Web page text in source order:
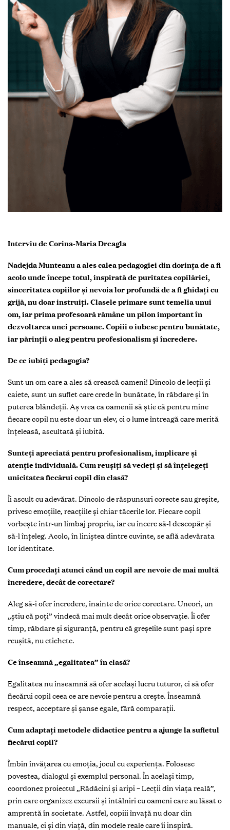
Interviu de Corina-Maria Dreagla
Nadejda Munteanu a ales calea pedagogiei din dorința de a fi
acolo unde începe totul, inspirată de puritatea copilăriei,
sinceritatea copiilor și nevoia lor profundă de a fi ghidați cu
grijă, nu doar instruiți. Clasele primare sunt temelia unui
om, iar prima profesoară rămâne un pilon important în
dezvoltarea unei persoane. Copiii o iubesc pentru bunătate,
iar părinții o aleg pentru profesionalism și încredere.
De ce iubiți pedagogia?
Sunt un om care a ales să crească oameni! Dincolo de lecții și
caiete, sunt un suflet care crede în bunătate, în răbdare și în
puterea blândeții. Aș vrea ca oamenii să știe că pentru mine
fiecare copil nu este doar un elev, ci o lume întreagă care merită
înțeleasă, ascultată și iubită.
Sunteți apreciată pentru profesionalism, implicare și
atenție individuală. Cum reușiți să vedeți și să înțelegeți
unicitatea fiecărui copil din clasă?
Îi ascult cu adevărat. Dincolo de răspunsuri corecte sau greșite,
privesc emoțiile, reacțiile și chiar tăcerile lor. Fiecare copil
vorbește într-un limbaj propriu, iar eu încerc să-l descopăr și
să-l înțeleg. Acolo, în liniștea dintre cuvinte, se află adevărata
lor identitate.
Cum procedați atunci când un copil are nevoie de mai multă
încredere, decât de corectare?
Aleg să-i ofer încredere, înainte de orice corectare. Uneori, un
„știu că poți” vindecă mai mult decât orice observație. Îi ofer
timp, răbdare și siguranță, pentru că greșelile sunt pași spre
reușită, nu etichete.
Ce înseamnă „egalitatea” în clasă?
Egalitatea nu înseamnă să ofer același lucru tuturor, ci să ofer
fiecărui copil ceea ce are nevoie pentru a crește. Înseamnă
respect, acceptare și șanse egale, fără comparații.
Cum adaptați metodele didactice pentru a ajunge la sufletul
fiecărui copil?
Îmbin învățarea cu emoția, jocul cu experiența. Folosesc
povestea, dialogul și exemplul personal. În același timp,
coordonez proiectul „Rădăcini și aripi – Lecții din viața reală”,
prin care organizez excursii și întâlniri cu oameni care au lăsat o
amprentă în societate. Astfel, copiii învață nu doar din
manuale, ci și din viață, din modele reale care îi inspiră.